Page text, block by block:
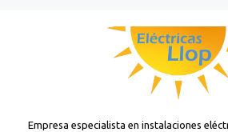
Empresa especialista en instalaciones